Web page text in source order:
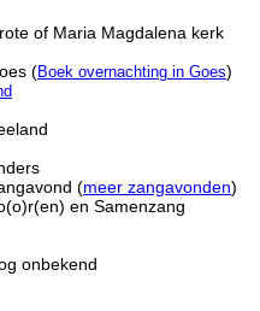
of Maria Magdalena kerk
(Boek overnachting in Goes)
(meer zangavonden)
en Samenzang
onbekend